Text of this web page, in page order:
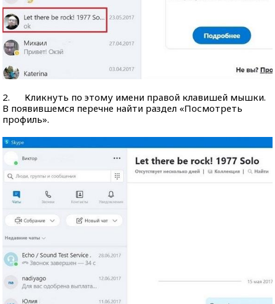
2. Кликнуть по этому имени правой клавишей мышки.
В появившемся перечне найти раздел «Посмотреть
профиль».